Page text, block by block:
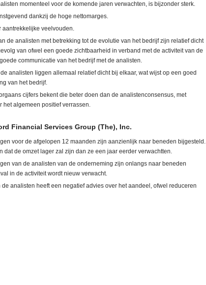
momenteel voor de komende jaren verwachten, is bijzonder sterk.
dankzij de hoge nettomarges.
aantrekkelijke veelvouden.
de analisten met betrekking tot de evolutie van het bedrijf zijn relatief dicht
van ofwel een goede zichtbaarheid in verband met de activiteit van de
communicatie van het bedrijf met de analisten.
analisten liggen allemaal relatief dicht bij elkaar, wat wijst op een goed
van het bedrijf.
cijfers bekent die beter doen dan de analistenconsensus, met
het algemeen positief verrassen.
Financial Services Group (The), Inc.
voor de afgelopen 12 maanden zijn aanzienlijk naar beneden bijgesteld.
dat de omzet lager zal zijn dan ze een jaar eerder verwachtten.
van de analisten van de onderneming zijn onlangs naar beneden
in de activiteit wordt nieuw verwacht.
de analisten heeft een negatief advies over het aandeel, ofwel reduceren